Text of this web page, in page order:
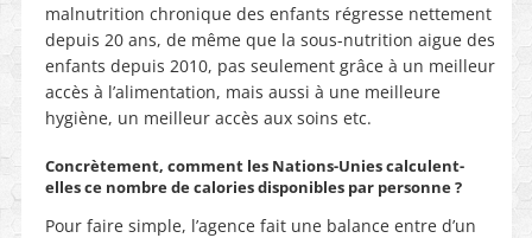
malnutrition chronique des enfants régresse nettement
depuis 20 ans, de même que la sous-nutrition aigue des
enfants depuis 2010, pas seulement grâce à un meilleur
accès à l’alimentation, mais aussi à une meilleure
hygiène, un meilleur accès aux soins etc.
Concrètement, comment les Nations-Unies calculent-
elles ce nombre de calories disponibles par personne ?
Pour faire simple, l’agence fait une balance entre d’un